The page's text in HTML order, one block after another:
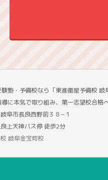
塾・予備校なら「東進衛星予備校 岐
に本気で取り組み、第一志望校合格
阜市長良西野前３８−１
上天神バス停 徒歩2分
岐阜金宝町校